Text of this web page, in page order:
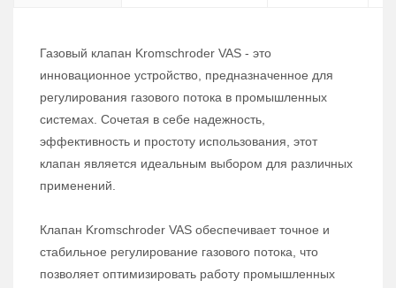
Газовый клапан Kromschroder VAS - это
инновационное устройство, предназначенное для
регулирования газового потока в промышленных
системах. Сочетая в себе надежность,
эффективность и простоту использования, этот
клапан является идеальным выбором для различных
применений.
Клапан Kromschroder VAS обеспечивает точное и
стабильное регулирование газового потока, что
позволяет оптимизировать работу промышленных